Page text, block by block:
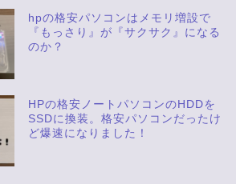
hpの格安パソコンはメモリ増設で
『もっさり』が『サクサク』になる
のか？
HPの格安ノートパソコンのHDDを
SSDに換装。格安パソコンだったけ
ど爆速になりました！